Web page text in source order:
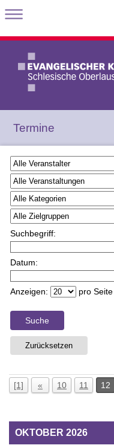
Termine
Suchbegriff:
Datum:
Anzeigen: pro
Suche
Zurücksetzen
[1] « 10 11 12
OKTOBER 2026